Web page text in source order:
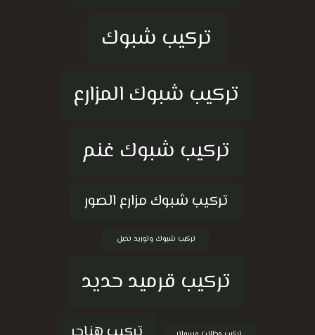
تركيب شبوك
تركيب شبوك المزارع
تركيب شبوك غنم
تركيب شبوك مزارع الصور
تركيب شبوك وتوريد نخيل
تركيب قرميد حديد